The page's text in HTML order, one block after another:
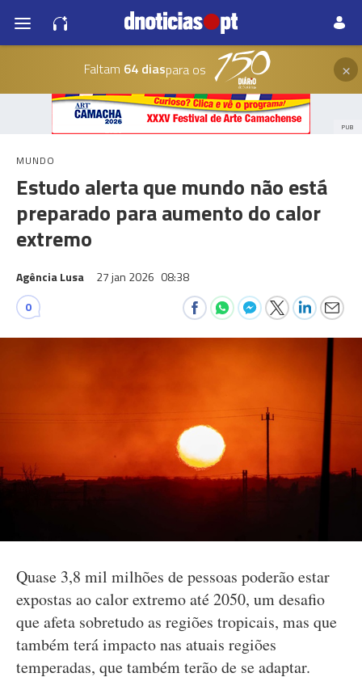
Faltam 64 diaspara os ×
PUB
MUNDO
Estudo alerta que mundo não está
preparado para aumento do calor
extremo
Agência Lusa 27 jan 2026 08:38
0
Quase 3,8 mil milhões de pessoas poderão estar
expostas ao calor extremo até 2050, um desafio
que afeta sobretudo as regiões tropicais, mas que
também terá impacto nas atuais regiões
temperadas, que também terão de se adaptar.